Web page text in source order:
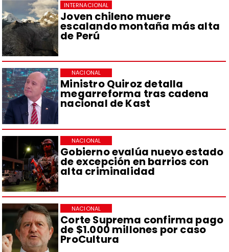
Joven chileno muere
escalando montaña más alta
de Perú
INTERNACIONAL
Ministro Quiroz detalla
megarreforma tras cadena
nacional de Kast
NACIONAL
Gobierno evalúa nuevo estado
de excepción en barrios con
alta criminalidad
NACIONAL
Corte Suprema confirma pago
de $1.000 millones por caso
ProCultura
NACIONAL